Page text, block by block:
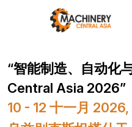
“智能制造、自动化
Central Asia 2026”
10 - 12 十一月